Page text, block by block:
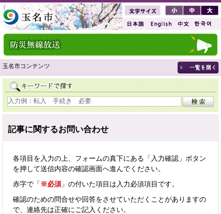
玉名市コンテンツ
記事に関するお問い合わせ
各項目を入力の上、フォームの真下にある「入力確認」ボタン
を押して送信内容の確認画面へ進んでください。
赤字で「 ※必須 」の付いた項目は入力必須項目です。
確認のための問合せや回答をさせていただくことがありますの
で、連絡先は正確にご記入ください。